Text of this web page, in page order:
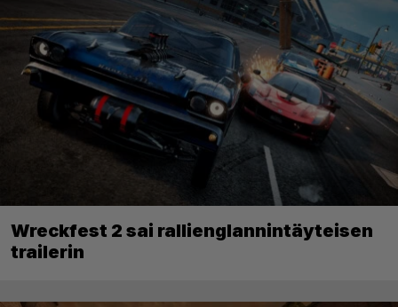
Wreckfest 2 sai rallienglannintäyteisen
trailerin